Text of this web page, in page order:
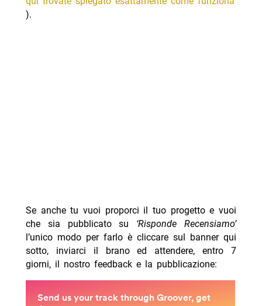
).
Se anche tu vuoi proporci il tuo progetto e vuoi
che sia pubblicato su ‘Risponde Recensiamo’
l’unico modo per farlo è cliccare sul banner qui
sotto, inviarci il brano ed attendere, entro 7
giorni, il nostro feedback e la pubblicazione: